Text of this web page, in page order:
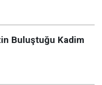
Buluştuğu Kadim